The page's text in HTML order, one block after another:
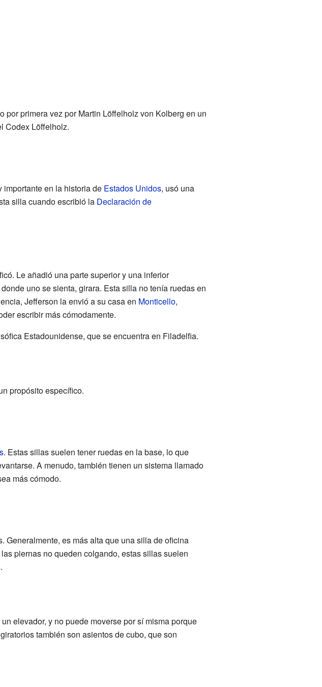
primera vez por Martin Löffelholz von Kolberg en un
Codex Löffelholz.
importante en la historia de Estados Unidos, usó una
silla cuando escribió la Declaración de
Le añadió una parte superior y una inferior
uno se sienta, girara. Esta silla no tenía ruedas en
Jefferson la envió a su casa en Monticello,
escribir más cómodamente.
Estadounidense, que se encuentra en Filadelfia.
propósito específico.
. Estas sillas suelen tener ruedas en la base, lo que
A menudo, también tienen un sistema llamado
más cómodo.
es más alta que una silla de oficina
piernas no queden colgando, estas sillas suelen
un elevador, y no puede moverse por sí misma porque
también son asientos de cubo, que son